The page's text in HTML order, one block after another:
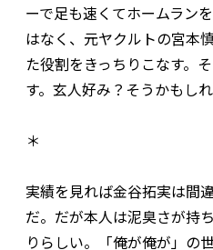
ーで足も速くてホームラン
はなく、元ヤクルトの宮本
た役割をきっちりこなす。
す。玄人好み？そうかもしれ
＊
実績を見れば金谷拓実は間
だ。だが本人は泥臭さが持
りらしい。「俺が俺が」の